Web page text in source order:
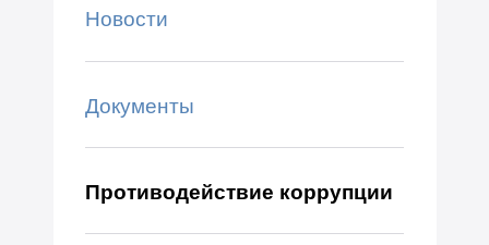
Новости
Документы
Противодействие коррупции